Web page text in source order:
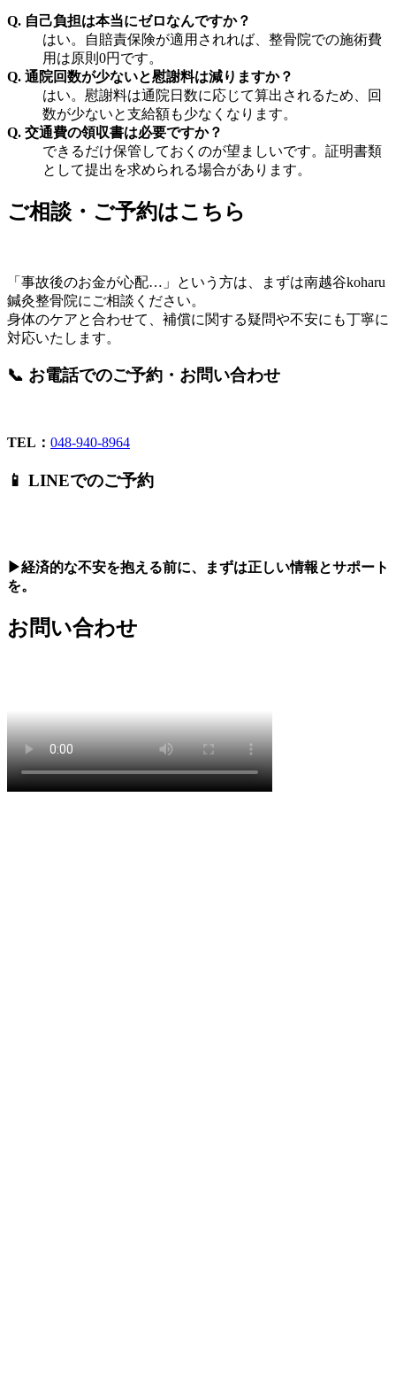
Q. 自己負担は本当にゼロなんですか？
はい。自賠責保険が適用されれば、整骨院での施術費
用は原則0円です。
Q. 通院回数が少ないと慰謝料は減りますか？
はい。慰謝料は通院日数に応じて算出されるため、回
数が少ないと支給額も少なくなります。
Q. 交通費の領収書は必要ですか？
できるだけ保管しておくのが望ましいです。証明書類
として提出を求められる場合があります。
ご相談・ご予約はこちら
「事故後のお金が心配…」という方は、まずは南越谷koharu
鍼灸整骨院にご相談ください。
身体のケアと合わせて、補償に関する疑問や不安にも丁寧に
対応いたします。
📞 お電話でのご予約・お問い合わせ
TEL： 048-940-8964
📱 LINEでのご予約
▶経済的な不安を抱える前に、まずは正しい情報とサポート
を。
お問い合わせ